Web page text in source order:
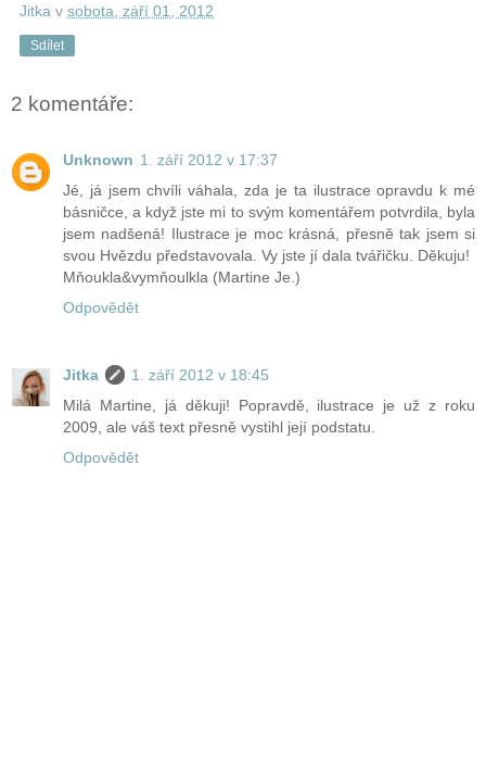
Jitka v sobota, září 01, 2012
Sdílet
2 komentáře:
Unknown 1. září 2012 v 17:37
Jé, já jsem chvíli váhala, zda je ta ilustrace opravdu k mé
básničce, a když jste mi to svým komentářem potvrdila, byla
jsem nadšená! Ilustrace je moc krásná, přesně tak jsem si
svou Hvězdu představovala. Vy jste jí dala tvářičku. Děkuju!
Mňoukla&vymňoulkla (Martine Je.)
Odpovědět
Jitka
1. září 2012 v 18:45
Milá Martine, já děkuji! Popravdě, ilustrace je už z roku
2009, ale váš text přesně vystihl její podstatu.
Odpovědět